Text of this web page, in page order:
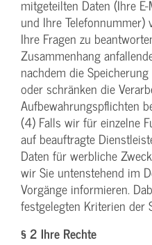
mitgeteilten Daten (Ihre
und Ihre
Ihre Fragen zu
Zusammenhang
nachdem die
oder schränken die
Aufbewahrungspflichten
(4) Falls wir für einzelne
auf beauftragte
Daten für werbliche
wir Sie untenstehend im
Vorgänge informieren.
festgelegten Kriterien der
§ 2 Ihre Rechte